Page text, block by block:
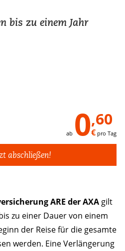
bis zu einem Jahr
ab 0,60
€pro Tag
abschließen!
ARE der AXAgilt
zu einer Dauer von einem
der Reise für die gesamte
werden. Eine Verlängerung